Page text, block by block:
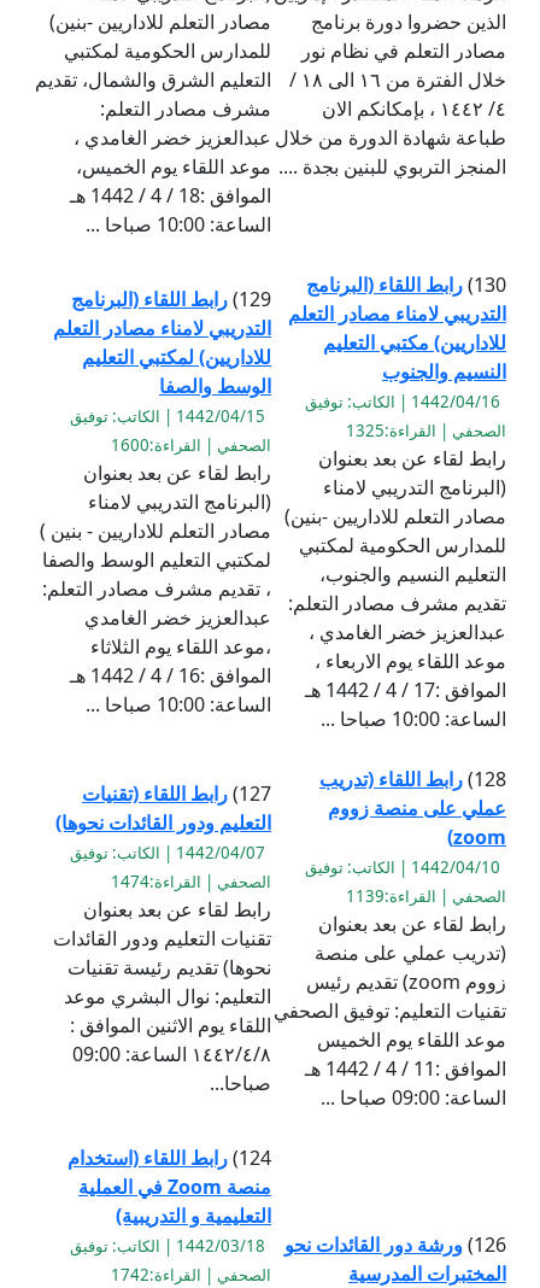
الذين حضروا دورة برنامج
مصادر التعلم في نظام نور
خلال الفترة من ١٦ الى ١٨ /
٤/ ١٤٤٢ ، بإمكانكم الان
طباعة شهادة الدورة من خلال
المنجز التربوي للبنين بجدة ....
مصادر التعلم للاداريين -بنين)
للمدارس الحكومية لمكتبي
التعليم الشرق والشمال، تقديم
مشرف مصادر التعلم:
عبدالعزيز خضر الغامدي ،
موعد اللقاء يوم الخميس،
الموافق :18 / 4 / 1442 هـ
الساعة: 10:00 صباحا ...
130) رابط اللقاء (البرنامج
التدريبي لامناء مصادر التعلم
للاداريين) مكتبي التعليم
النسيم والجنوب
1442/04/16 | الكاتب: توفيق
الصحفي | القراءة:1325
رابط لقاء عن بعد بعنوان
(البرنامج التدريبي لامناء
مصادر التعلم للاداريين -بنين)
للمدارس الحكومية لمكتبي
التعليم النسيم والجنوب،
تقديم مشرف مصادر التعلم:
عبدالعزيز خضر الغامدي ،
موعد اللقاء يوم الاربعاء ،
الموافق :17 / 4 / 1442 هـ
الساعة: 10:00 صباحا ...
129) رابط اللقاء (البرنامج
التدريبي لامناء مصادر التعلم
للاداريين) لمكتبي التعليم
الوسط والصفا
1442/04/15 | الكاتب: توفيق
الصحفي | القراءة:1600
رابط لقاء عن بعد بعنوان
(البرنامج التدريبي لامناء
مصادر التعلم للاداريين - بنين )
لمكتبي التعليم الوسط والصفا
، تقديم مشرف مصادر التعلم:
عبدالعزيز خضر الغامدي
،موعد اللقاء يوم الثلاثاء
الموافق :16 / 4 / 1442 هـ
الساعة: 10:00 صباحا ...
128) رابط اللقاء (تدريب
عملي على منصة زووم
zoom)
1442/04/10 | الكاتب: توفيق
الصحفي | القراءة:1139
رابط لقاء عن بعد بعنوان
(تدريب عملي على منصة
زووم zoom) تقديم رئيس
تقنيات التعليم: توفيق الصحفي
موعد اللقاء يوم الخميس
الموافق :11 / 4 / 1442 هـ
الساعة: 09:00 صباحا ...
127) رابط اللقاء (تقنيات
التعليم ودور القائدات نحوها)
1442/04/07 | الكاتب: توفيق
الصحفي | القراءة:1474
رابط لقاء عن بعد بعنوان
تقنيات التعليم ودور القائدات
نحوها) تقديم رئيسة تقنيات
التعليم: نوال البشري موعد
اللقاء يوم الاثنين الموافق :
١٤٤٢/٤/٨ الساعة: 09:00
صباحا...
126) ورشة دور القائدات نحو
المختبرات المدرسية
124) رابط اللقاء (استخدام
منصة Zoom في العملية
التعليمية و التدريبية)
1442/03/18 | الكاتب: توفيق
الصحفي | القراءة:1742